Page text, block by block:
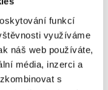
funkcí
využíváme
náš web používáte,
média, inzerci a
s